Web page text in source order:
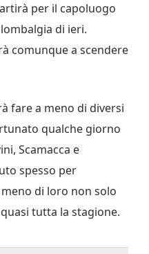
per il capoluogo
di ieri.
comunque a scendere
fare a meno di diversi
qualche giorno
Scamacca e
spesso per
di loro non solo
tutta la stagione.